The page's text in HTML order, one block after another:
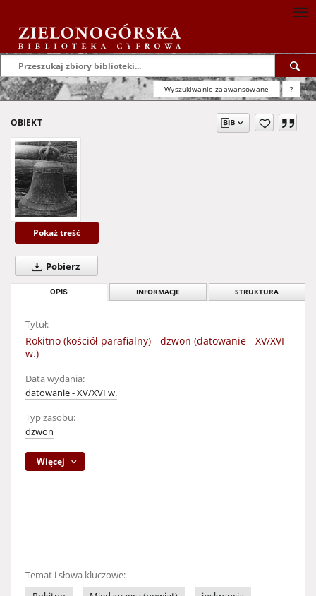
Wyszukiwanie zaawansowane ?
OBIEKT
Pokaż treść
Pobierz
OPIS INFORMACJE STRUKTURA
Tytuł:
Rokitno (kościół parafialny) - dzwon (datowanie - XV/XVI
w.)
Data wydania:
datowanie - XV/XVI w.
Typ zasobu:
dzwon
Więcej
Temat i słowa kluczowe: